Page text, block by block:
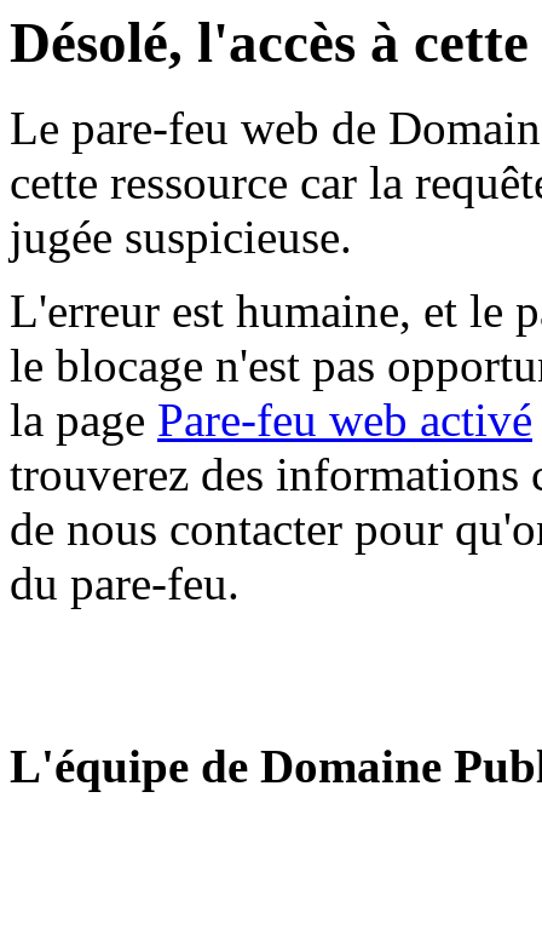
Désolé, l'accès à
Le pare-feu web de
cette ressource car la
jugée suspicieuse.
L'erreur est humaine, et le
le blocage n'est pas
la page Pare-feu web activé
trouverez des informations
de nous contacter pour
du pare-feu.
L'équipe de Domaine